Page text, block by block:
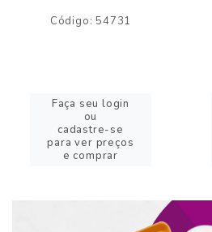
Código: 54731
Faça seu login
ou
cadastre-se
para ver preços
e comprar